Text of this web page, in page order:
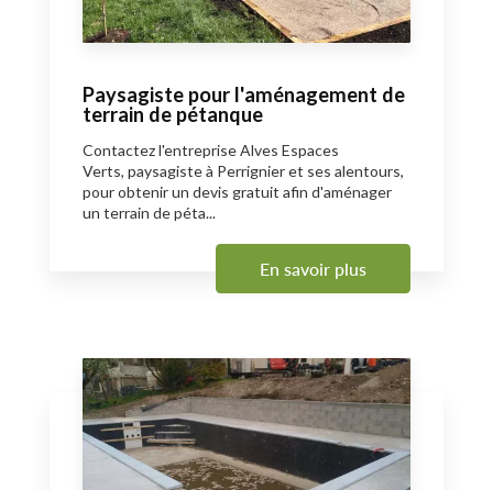
Paysagiste pour l'aménagement de
terrain de pétanque
Contactez l'entreprise Alves Espaces
Verts, paysagiste à Perrignier et ses alentours,
pour obtenir un devis gratuit afin d'aménager
un terrain de péta...
En savoir plus